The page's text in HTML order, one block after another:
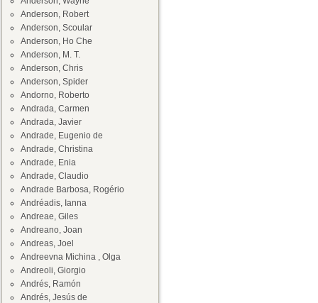
Anderson, Robert
Anderson, Scoular
Anderson, Ho Che
Anderson, M. T.
Anderson, Chris
Anderson, Spider
Andorno, Roberto
Andrada, Carmen
Andrada, Javier
Andrade, Eugenio de
Andrade, Christina
Andrade, Enia
Andrade, Claudio
Andrade Barbosa, Rogério
Andréadis, Ianna
Andreae, Giles
Andreano, Joan
Andreas, Joel
Andreevna Michina , Olga
Andreoli, Giorgio
Andrés, Ramón
Andrés, Jesús de